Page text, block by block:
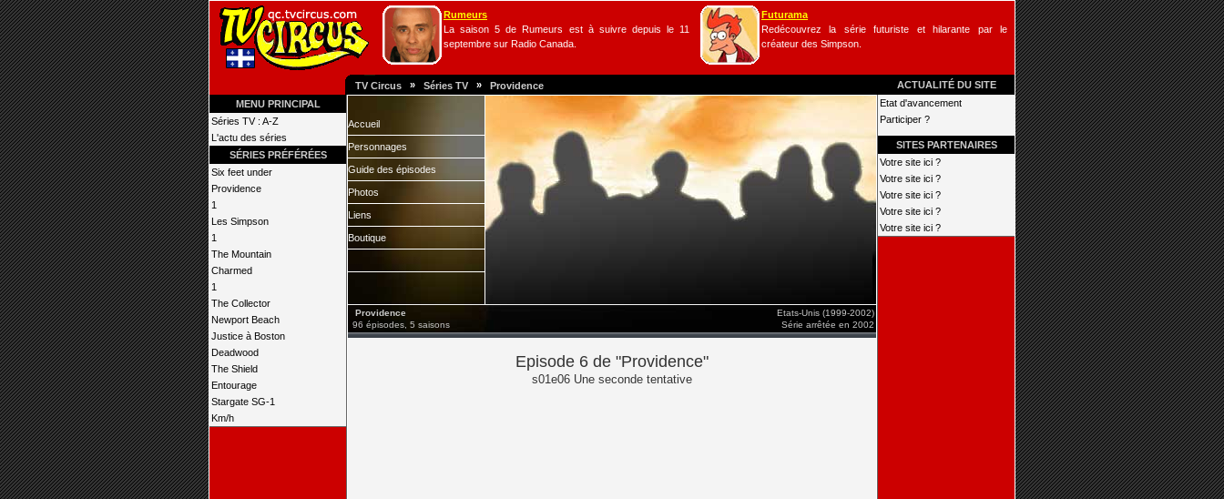
Rumeurs
La saison 5 de Rumeurs est à suivre depuis le 11
septembre sur Radio Canada.
Futurama
Redécouvrez la série futuriste et hilarante par le
créateur des Simpson.
TV Circus » Séries TV » Providence
ACTUALITÉ DU SITE
MENU PRINCIPAL
Séries TV : A-Z
L'actu des séries
SÉRIES PRÉFÉRÉES
Six feet under
Providence
1
Les Simpson
1
The Mountain
Charmed
1
The Collector
Newport Beach
Justice à Boston
Deadwood
The Shield
Entourage
Stargate SG-1
Km/h
Accueil
Personnages
Guide des épisodes
Photos
Liens
Boutique
Providence
96 épisodes, 5 saisons
Etats-Unis (1999-2002)
Série arrêtée en 2002
Episode 6 de "Providence"
s01e06 Une seconde tentative
Etat d'avancement
Participer ?
SITES PARTENAIRES
Votre site ici ?
Votre site ici ?
Votre site ici ?
Votre site ici ?
Votre site ici ?